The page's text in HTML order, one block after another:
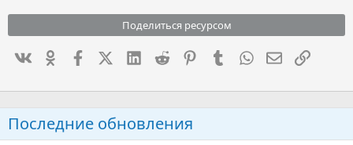
Поделиться ресурсом
ВконтактеОдноклассники
FacebookX (Twitter)LinkedIn
Reddit PinterestTumblrWhatsAppСсылка
Последние обновления